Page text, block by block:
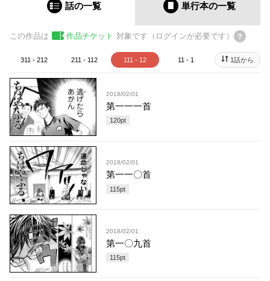
話の一覧 単行本の一覧
この作品は 作品チケット 対象です（ログインが必要です）
311 - 212 211 - 112 111 - 12 11 - 1 1話から
2018/02/01
第一一一首
120pt
2018/02/01
第一一〇首
115pt
2018/02/01
第一〇九首
115pt